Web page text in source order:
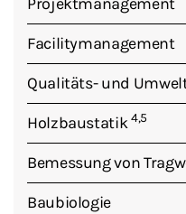
Facilitymanagement
Qualitäts- und
Holzbaustatik 4,5
Bemessung von
Baubiologie